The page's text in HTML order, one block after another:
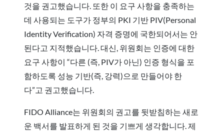
것을 권고했습니다. 또한 이 요구 사항을 충족하는
데 사용되는 도구가 정부의 PKI 기반 PIV(Personal
Identity Verification) 자격 증명에 국한되어서는 안
된다고 지적했습니다. 대신, 위원회는 인증에 대한
요구 사항이 “다른 (즉, PIV가 아닌) 인증 형식을 포
함하도록 성능 기반(즉, 강력)으로 만들어야 한
다”고 권고했습니다.
FIDO Alliance는 위원회의 권고를 뒷받침하는 새로
운 백서를 발표하게 된 것을 기쁘게 생각합니다. 제